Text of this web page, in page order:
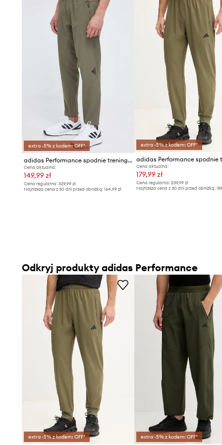
- Wysokość stanu: 28 cm.
- Szerokość nogawki na dole: 16 cm.
- Szerokość nogawki: 32 cm.
- Długość zewnętrzna nogawki: 106 cm.
- Wymiary podane dla rozmiaru: M.
extra -5% z kodem: OFF*
adidas Performance spodnie treningowe Designed for Training
Cena aktualna:
149,99 zł
Cena regularna: 329,99 zł
Najniższa cena z 30 dni przed obniżką: 164,99 zł
extra -5% z kodem: OFF*
Cena aktualna:
179,99 zł
Cena regularna:239,99 zł
Najniższa cena z 30 dni przed obniżką:
Odkryj produkty adidas Performance
extra -5% z kodem: OFF* extra -5% z kodem: OFF*